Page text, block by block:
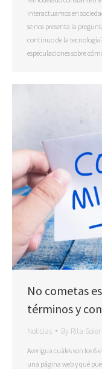
interactuamos en
se nos presenta la
continuo de la
especulaciones sobre
No cometas
términos y
Noticias By Rita Soler
Averigua cuáles son los 6
una página web y qué